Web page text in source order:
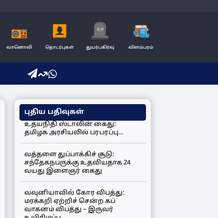
வானொலி தொடர்புகள் துயர்பகிர்வு விளம்பரம்
புதிய பதிவுகள்
உதயநிதி ஸ்டாலின் கைது:
தமிழக அரசியலில் பரபரப்பு…
வத்தளை துப்பாக்கிச் சூடு:
சந்தேகநபருக்கு உதவியதாக 24
வயது இளைஞர் கைது
வவுனியாவில் கோர விபத்து:
மரக்கறி ஏற்றிச் சென்ற கப்
வாகனம் விபத்து – இருவர்